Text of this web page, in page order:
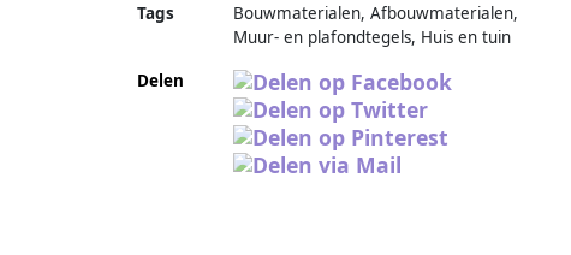
Tags
Bouwmaterialen, Afbouwmaterialen,
Muur- en plafondtegels, Huis en tuin
Delen